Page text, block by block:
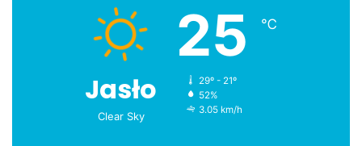
Jasło
Clear Sky
25 ℃
29º - 21º
52%
3.05 km/h